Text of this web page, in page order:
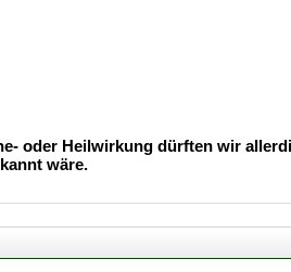
oder Heilwirkung dürften wir
wäre.